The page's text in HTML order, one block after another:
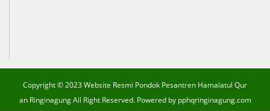
Copyright © 2023 Website Resmi Pondok Pesantren Hamalatul Qur
an Ringinagung All Right Reserved. Powered by pphqringinagung.com